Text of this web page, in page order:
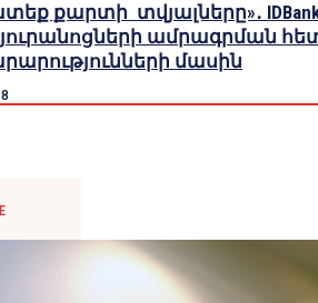
քարտի տվյալները»․
ամրագրման
մասին